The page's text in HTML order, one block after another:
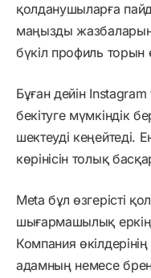
қолданушыларға
маңызды жазбаларын
бүкіл профиль
Бұған дейін
бекітуге мүмкіндік
шектеуді кеңейтеді.
көрінісін толық
Meta бұл өзгерісті
шығармашылық
Компания
адамның немесе